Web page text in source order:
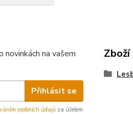
novinkách na vašem
Přihlásit se
osobních údajů za účelem